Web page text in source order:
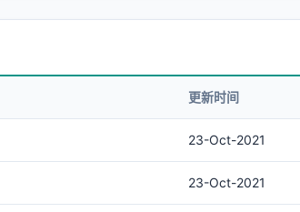
更新时间
23-Oct-2021
23-Oct-2021